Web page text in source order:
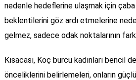
nedenle hedeflerine ulaşmak için
beklentilerini göz ardı etmelerine
gelmez, sadece odak noktalarının
Kısacası, Koç burcu kadınları bencil
önceliklerini belirlemeleri, onların